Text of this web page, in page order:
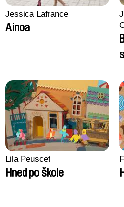
Jessica Lafrance
Ainoa
Lila Peuscet
Hned po škole